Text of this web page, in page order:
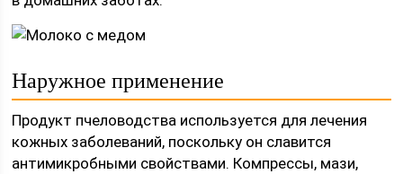
Наружное применение
Продукт пчеловодства используется для лечения
кожных заболеваний, поскольку он славится
антимикробными свойствами. Компрессы, мази,